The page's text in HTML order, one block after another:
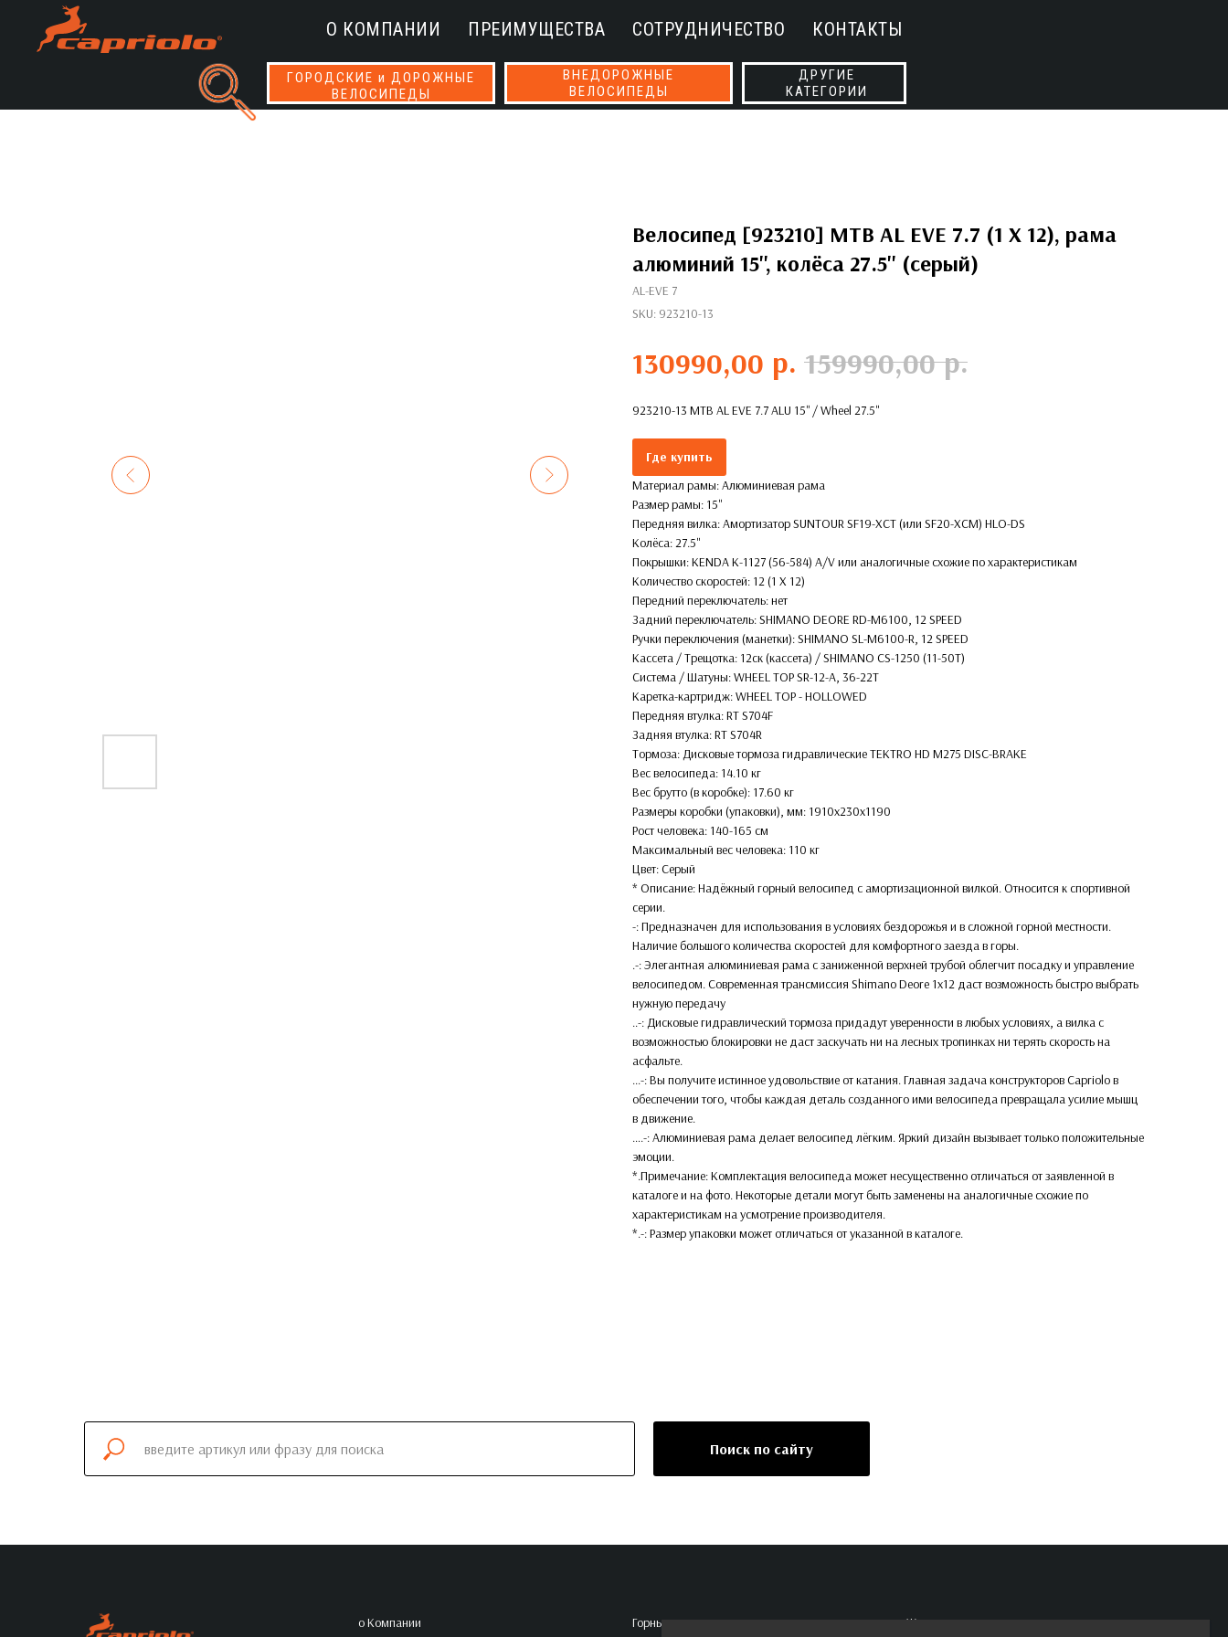
О КОМПАНИИ ПРЕИМУЩЕСТВА СОТРУДНИЧЕСТВО КОНТАКТЫ
ДРУГИЕ
КАТЕГОРИИ
ВНЕДОРОЖНЫЕ
ВЕЛОСИПЕДЫ
ГОРОДСКИЕ и ДОРОЖНЫЕ
ВЕЛОСИПЕДЫ
Велосипед [923210] MTB AL EVE 7.7 (1 X 12), рама
алюминий 15'', колёса 27.5'' (серый)
AL-EVE 7
SKU: 923210-13
130990,00 р. 159990,00 р.
923210-13 MTB AL EVE 7.7 ALU 15'' / Wheel 27.5''
Где купить
Материал рамы: Алюминиевая рама
Размер рамы: 15''
Передняя вилка: Амортизатор SUNTOUR SF19-XCT (или SF20-XCM) HLO-DS
Колёса: 27.5''
Покрышки: KENDA K-1127 (56-584) A/V или аналогичные схожие по характеристикам
Количество скоростей: 12 (1 X 12)
Передний переключатель: нет
Задний переключатель: SHIMANO DEORE RD-M6100, 12 SPEED
Ручки переключения (манетки): SHIMANO SL-M6100-R, 12 SPEED
Кассета / Трещотка: 12ск (кассета) / SHIMANO CS-1250 (11-50T)
Система / Шатуны: WHEEL TOP SR-12-A, 36-22T
Каретка-картридж: WHEEL TOP - HOLLOWED
Передняя втулка: RT S704F
Задняя втулка: RT S704R
Тормоза: Дисковые тормоза гидравлические TEKTRO HD M275 DISC-BRAKE
Вес велосипеда: 14.10 кг
Вес брутто (в коробке): 17.60 кг
Размеры коробки (упаковки), мм: 1910х230х1190
Рост человека: 140-165 см
Максимальный вес человека: 110 кг
Цвет: Серый
* Описание: Надёжный горный велосипед с амортизационной вилкой. Относится к спортивной
серии.
-: Предназначен для использования в условиях бездорожья и в сложной горной местности.
Наличие большого количества скоростей для комфортного заезда в горы.
.-: Элегантная алюминиевая рама с заниженной верхней трубой облегчит посадку и управление
велосипедом. Современная трансмиссия Shimano Deore 1x12 даст возможность быстро выбрать
нужную передачу
..-: Дисковые гидравлический тормоза придадут уверенности в любых условиях, а вилка с
возможностью блокировки не даст заскучать ни на лесных тропинках ни терять скорость на
асфальте.
...-: Вы получите истинное удовольствие от катания. Главная задача конструкторов Capriolo в
обеспечении того, чтобы каждая деталь созданного ими велосипеда превращала усилие мышц
в движение.
….-: Алюминиевая рама делает велосипед лёгким. Яркий дизайн вызывает только положительные
эмоции.
*.Примечание: Комплектация велосипеда может несущественно отличаться от заявленной в
каталоге и на фото. Некоторые детали могут быть заменены на аналогичные схожие по
характеристикам на усмотрение производителя.
*.-: Размер упаковки может отличаться от указанной в каталоге.
Поиск по сайту
о Компании Горные Женские велосипеды